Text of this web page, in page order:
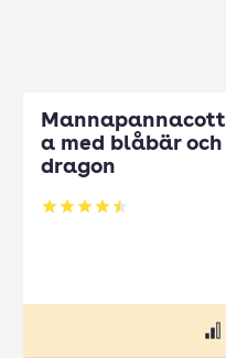
Mannapannacott
a med blåbär och
dragon
Betyg: 4.5 av 5